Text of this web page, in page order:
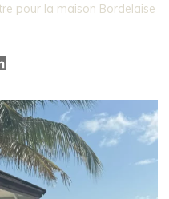
pour la maison Bordelaise